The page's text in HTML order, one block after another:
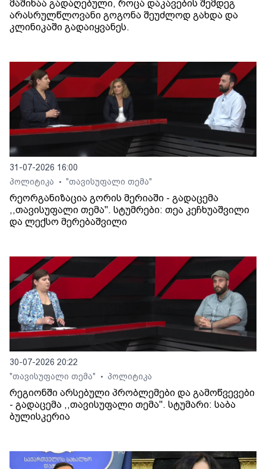
მაშინაა გადაღებული, როცა დაკავების შემდეგ
არასრულწლოვანი გოგონა შეუძლოდ გახდა და
კლინიკაში გადაიყვანეს.
31-07-2026 16:00
პოლიტიკა
• "თავისუფალი თემა"
რეორგანიზაცია გორის მერიაში - გადაცემა
,,თავისუფალი თემა". სტუმრები: თეა კეჩხუაშვილი
და ლექსო მერებაშვილი
30-07-2026 20:22
"თავისუფალი თემა"
• პოლიტიკა
რეგიონში არსებული პრობლემები და გამოწვევები
- გადაცემა ,,თავისუფალი თემა". სტუმარი: საბა
ბულისკერია